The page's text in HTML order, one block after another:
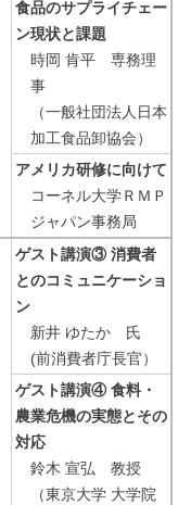
食品のサプライチェー
ン現状と課題
時岡 肯平 専務理
事
（一般社団法人日本
加工食品卸協会）
アメリカ研修に向けて
コーネル大学ＲＭＰ
ジャパン事務局
ゲスト講演③ 消費者
とのコミュニケーショ
ン
新井 ゆたか 氏
(前消費者庁長官）
ゲスト講演④ 食料・
農業危機の実態とその
対応
鈴木 宣弘 教授
（東京大学 大学院